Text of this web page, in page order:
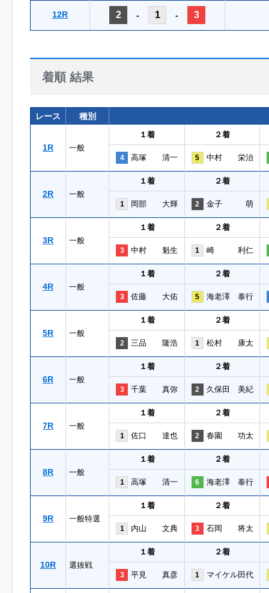
12R 2 - 1 - 3
着順 結果
レース 種別
1R 一般
１着 ２着
4 高塚 清一 5 中村 栄治
2R 一般
１着 ２着
1 岡部 大輝 2 金子 萌
3R 一般
１着 ２着
3 中村 魁生 1 崎 利仁
4R 一般
１着 ２着
3 佐藤 大佑 5 海老澤 泰行
5R 一般
１着 ２着
2 三品 隆浩 1 松村 康太
6R 一般
１着 ２着
3 千葉 真弥 2 久保田 美紀
7R 一般
１着 ２着
1 佐口 達也 2 春園 功太
8R 一般
１着 ２着
1 高塚 清一 6 海老澤 泰行
9R 一般特選
１着 ２着
1 内山 文典 3 石岡 将太
10R 選抜戦
１着 ２着
3 平見 真彦 1 マイケル田代